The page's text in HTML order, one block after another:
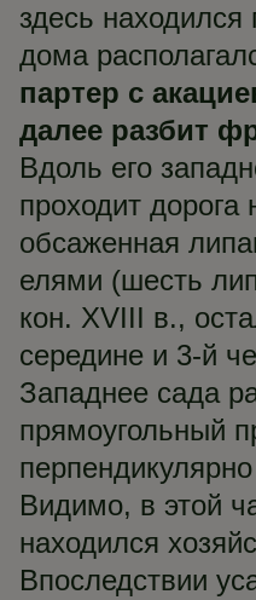
здесь
дома
партер с
далее разбит
Вдоль его
проходит дорога
обсаженная
елями (шесть
кон. XVIII в.,
середине и 3-й
Западнее сада
прямоугольный
Видимо, в этой
находился
Впоследствии